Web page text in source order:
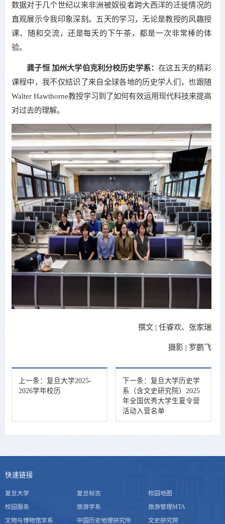
数据对于几个世纪以来非洲被奴役者跨大西洋的迁徙情况的
直观展示令我印象深刻。五天的学习，无论是教授的风趣授
课、随和交流，还是每天的下午茶，都是一次非常棒的体
验。
龚子恒 加州大学伯克利分校历史学系：在这五天的精彩
课程中，我不仅结识了来自全球各地的历史学人们，也跟随
Walter Hawthorne教授学习到了如何有效运用现代科技来提高
对过去的理解。
撰文 | 任睿欢、张家瑞
摄影 | 罗鹏飞
上一条： 复旦大学2025-
2026学年校历
下一条： 复旦大学历史学
系（含文史研究院）2025
年全国优秀大学生夏令营
活动入营名单
快速链接
复旦大学 复旦标志
校园地图
校园服务
旅游学系
旅游管理MTA
文物与博物馆学系
中国历史地理研究所 文史研究院